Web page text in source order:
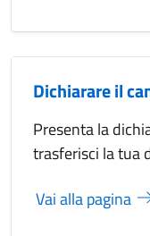
Dichiarare il
Presenta la
trasferisci la tua
Vai alla pagina